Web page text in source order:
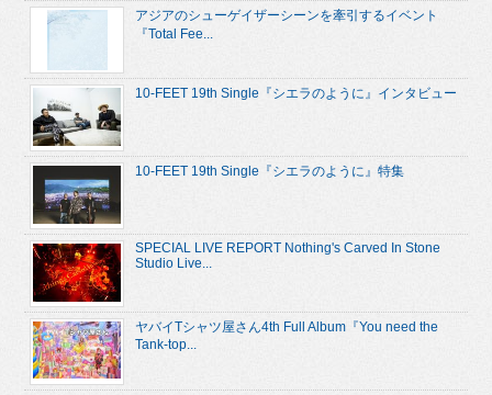
アジアのシューゲイザーシーンを牽引するイベント
『Total Fee...
10-FEET 19th Single『シエラのように』インタビュー
10-FEET 19th Single『シエラのように』特集
SPECIAL LIVE REPORT Nothing's Carved In Stone
Studio Live...
ヤバイTシャツ屋さん4th Full Album『You need the
Tank-top...